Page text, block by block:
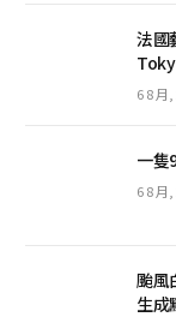
法國
6 8 月
一隻
6 8 月
颱風
生成